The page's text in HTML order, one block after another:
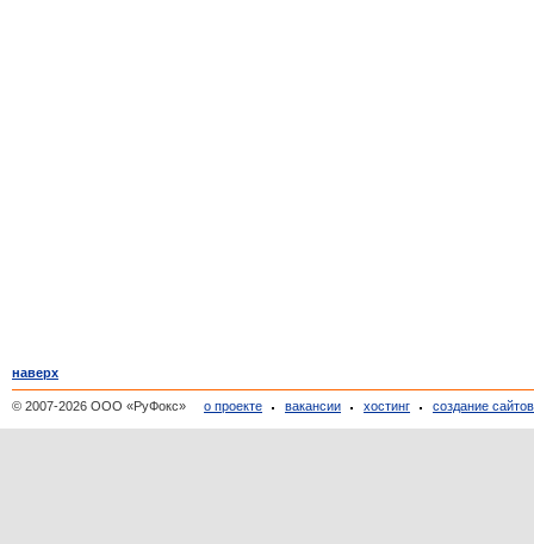
наверх
© 2007-2026 ООО «РуФокс» о проекте вакансии хостинг создание сайтов